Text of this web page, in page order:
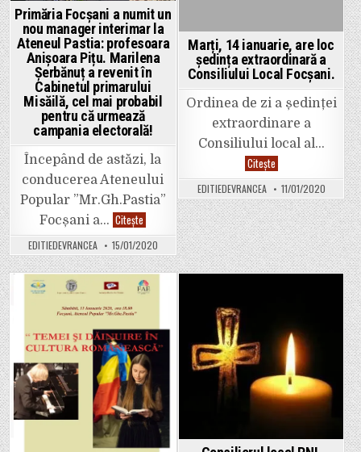
Primăria Focșani a numit un
nou manager interimar la
Ateneul Pastia: profesoara
Anișoara Pițu. Marilena
Șerbănuț a revenit în
Cabinetul primarului
Misăilă, cel mai probabil
pentru că urmează
campania electorală!
Începând de astăzi, la
conducerea Ateneului
Popular ”Mr.Gh.Pastia”
Focșani a… Citește Primăria
Focșani
a
numit
un
nou
manager
interimar
profesoara
Anișoara
Pițu.
Marilena
Șerbănuț
a
revenit
în
Cabinetul
primarului
EDITIEDEVRANCEA 15/01/2020
Marți, 14 ianuarie, are loc
ședința extraordinară a
Consiliului Local Focșani.
Ordinea de zi a ședinței
extraordinare a
Consiliului local al…
CiteșteMarți,
14
ianuarie,
are
loc
ședința
extraordinară
a
Consiliului
Local
Focșani.
EDITIEDEVRANCEA 11/01/2020
Posted
Posted
in